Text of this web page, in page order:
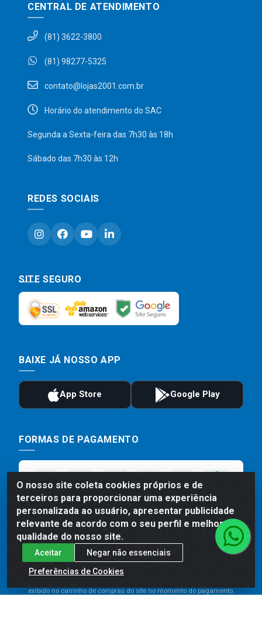
O nosso site coleta cookies próprios e de
terceiros para proporcionar uma experiência
personalizada ao usuário, apresentar publicidade
relevante de acordo com o seu perfil e melhorar a
qualidade do nosso site.
Aceitar
Negar não essenciais
Preferências de Cookies
CENTRAL DE ATENDIMENTO
(81) 3622-3800
(81) 98277-5325
contato@lojas2001.com.br
Horário do atendimento do SAC
Segunda a Sexta-feira das 7h30 às 18h
Sábado das 7h30 às 12h
REDES SOCIAIS
SITE SEGURO
BAIXE JÁ NOSSO APP
FORMAS DE PAGAMENTO
Preços, promoções, condições de pagamento e frete são válidos
para compras realizadas exclusivamente pelo site. Caso haja
exibido no carrinho de compras do site no momento do pagamento.